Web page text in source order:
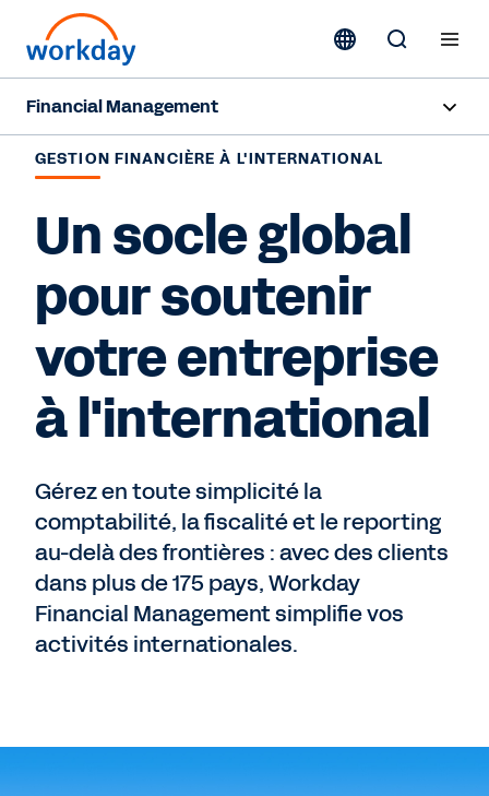
Financial Management
Aperçu
Fonctionnalités
Nous contacter
GESTION FINANCIÈRE À L'INTERNATIONAL
Un socle global
pour soutenir
votre entreprise
à l'international
Gérez en toute simplicité la
comptabilité, la fiscalité et le reporting
au-delà des frontières : avec des clients
dans plus de 175 pays, Workday
Financial Management simplifie vos
activités internationales.